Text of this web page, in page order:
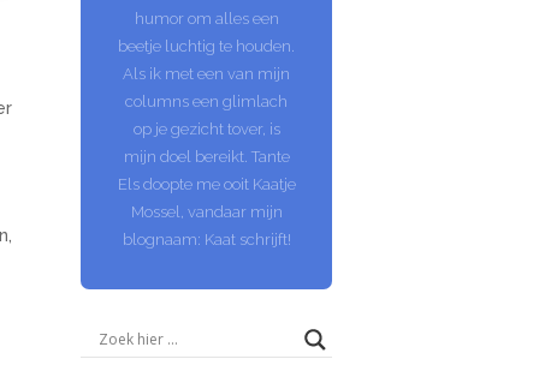
humor om alles een
beetje luchtig te houden.
Als ik met een van mijn
columns een glimlach
op je gezicht tover, is
mijn doel bereikt. Tante
Els doopte me ooit Kaatje
Mossel, vandaar mijn
blognaam: Kaat schrijft!